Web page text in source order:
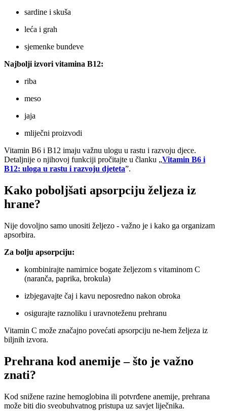
sardine i skuša
leća i grah
sjemenke bundeve
Najbolji izvori vitamina B12:
riba
meso
jaja
mliječni proizvodi
Vitamin B6 i B12 imaju važnu ulogu u rastu i razvoju djece.
Detaljnije o njihovoj funkciji pročitajte u članku „Vitamin B6 i
B12: uloga u rastu i razvoju djeteta”.
Kako poboljšati apsorpciju željeza iz
hrane?
Nije dovoljno samo unositi željezo - važno je i kako ga organizam
apsorbira.
Za bolju apsorpciju:
kombinirajte namirnice bogate željezom s vitaminom C
(naranča, paprika, brokula)
izbjegavajte čaj i kavu neposredno nakon obroka
osigurajte raznoliku i uravnoteženu prehranu
Vitamin C može značajno povećati apsorpciju ne-hem željeza iz
biljnih izvora.
Prehrana kod anemije – što je važno
znati?
Kod snižene razine hemoglobina ili potvrđene anemije, prehrana
može biti dio sveobuhvatnog pristupa uz savjet liječnika.